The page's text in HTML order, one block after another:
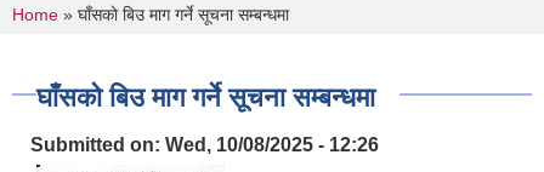
You are here
Home » घाँसको बिउ माग गर्ने सूचना सम्बन्धमा
घाँसको बिउ माग गर्ने सूचना सम्बन्धमा
Submitted on: Wed, 10/08/2025 - 12:26